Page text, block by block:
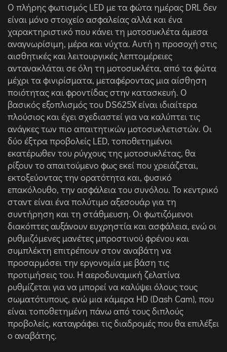
Ο πλήρης φωτισμός LED με τα φώτα ημέρας DRL δεν
είναι μόνο στοιχείο ασφαλείας αλλά και ένα
χαρακτηριστικό που κάνει τη μοτοσυκλέτα άμεσα
αναγνωρίσιμη, μέρα και νύχτα. Αυτή η προσοχή στις
αισθητικές και λειτουργικές λεπτομέρειες
αντανακλάται σε όλη τη μοτοσυκλέτα, από τα φώτα
μέχρι τα φινιρίσματα, μεταφέροντας μια αίσθηση
ποιότητας και φροντίδας στην κατασκευή. Ο
βασικός εξοπλισμός του DS625X είναι ιδιαίτερα
πλούσιος και έχει σχεδιαστεί για να καλύπτει τις
ανάγκες των πιο απαιτητικών μοτοσυκλετιστών. Οι
δύο έξτρα προβολείς LED, τοποθετημένοι
εκατέρωθεν του ρύγχους της μοτοσυκλέτας, θα
ρίξουν το απαιτούμενο φως εκεί που χρειάζεται,
εκτοξεύοντας την ορατότητα και, φυσικό
επακόλουθο, την ασφάλεια του συνόλου. Το κεντρικό
σταντ είναι ένα πολύτιμο αξεσουάρ για τη
συντήρηση και τη στάθμευση. Οι φωτιζόμενοι
διακόπτες αυξάνουν ευχρηστία και ασφάλεια, ενώ οι
ρυθμιζόμενες μανέτες μπροστινού φρένου και
συμπλέκτη επιτρέπουν στον αναβάτη να
προσαρμόσει την εργονομία με βάση τις
προτιμήσεις του. H αεροδυναμική ζελατίνα
ρυθμίζεται για να μπορεί να καλύψει όλους τους
σωματότυπους, ενώ μια κάμερα HD (Dash Cam), που
είναι τοποθετημένη πάνω από τους διπλούς
προβολείς, καταγράφει τις διαδρομές που θα επιλέξει
ο αναβάτης.